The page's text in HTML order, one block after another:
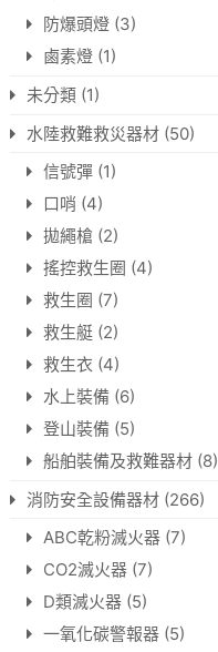
防爆頭燈 (3)
鹵素燈 (1)
未分類 (1)
水陸救難救災器材 (50)
信號彈 (1)
口哨 (4)
拋繩槍 (2)
搖控救生圈 (4)
救生圈 (7)
救生艇 (2)
救生衣 (4)
水上裝備 (6)
登山裝備 (5)
船舶裝備及救難器材 (8)
消防安全設備器材 (266)
ABC乾粉滅火器 (7)
CO2滅火器 (7)
D類滅火器 (5)
一氧化碳警報器 (5)